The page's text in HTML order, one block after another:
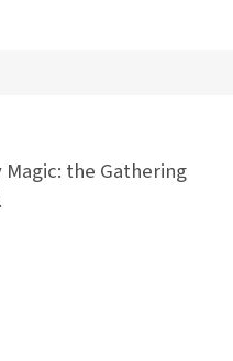
the Gathering